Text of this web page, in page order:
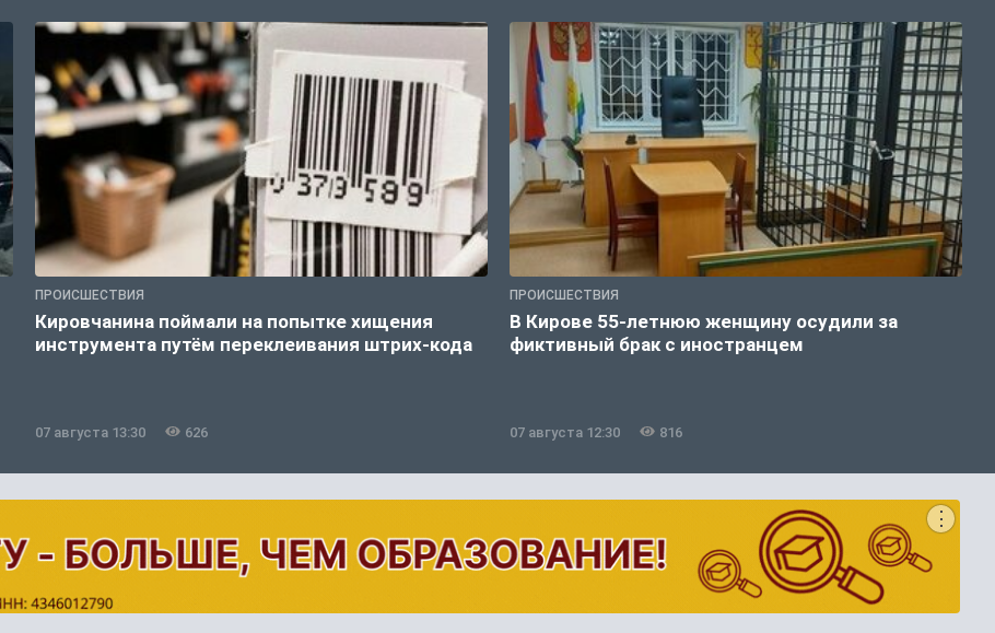
ПРОИСШЕСТВИЯ
Кировчанина поймали на попытке хищения
инструмента путём переклеивания штрих-кода
07 августа 13:30 626
ПРОИСШЕСТВИЯ
В Кирове 55-летнюю женщину осудили за
фиктивный брак с иностранцем
07 августа 12:30 816